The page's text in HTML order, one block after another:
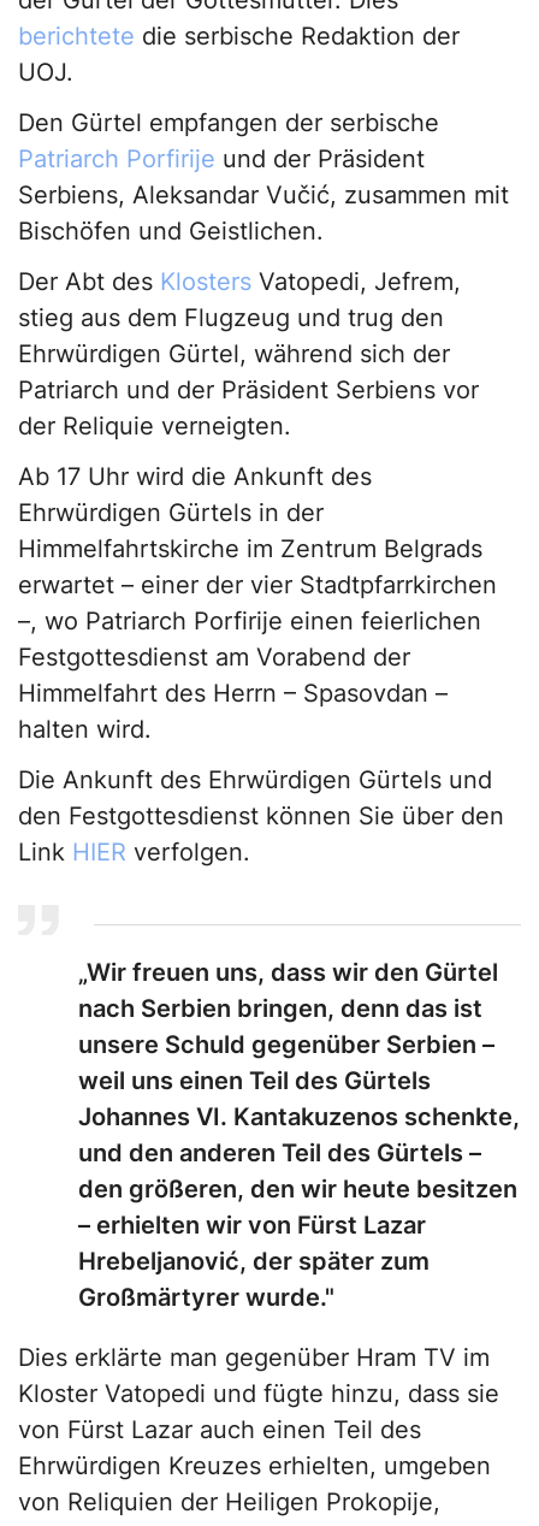
berichtete die serbische Redaktion der
UOJ.
Den Gürtel empfangen der serbische
Patriarch Porfirije und der Präsident
Serbiens, Aleksandar Vučić, zusammen mit
Bischöfen und Geistlichen.
Der Abt des Klosters Vatopedi, Jefrem,
stieg aus dem Flugzeug und trug den
Ehrwürdigen Gürtel, während sich der
Patriarch und der Präsident Serbiens vor
der Reliquie verneigten.
Ab 17 Uhr wird die Ankunft des
Ehrwürdigen Gürtels in der
Himmelfahrtskirche im Zentrum Belgrads
erwartet – einer der vier Stadtpfarrkirchen
–, wo Patriarch Porfirije einen feierlichen
Festgottesdienst am Vorabend der
Himmelfahrt des Herrn – Spasovdan –
halten wird.
Die Ankunft des Ehrwürdigen Gürtels und
den Festgottesdienst können Sie über den
Link HIER verfolgen.
„Wir freuen uns, dass wir den Gürtel
nach Serbien bringen, denn das ist
unsere Schuld gegenüber Serbien –
weil uns einen Teil des Gürtels
Johannes VI. Kantakuzenos schenkte,
und den anderen Teil des Gürtels –
den größeren, den wir heute besitzen
– erhielten wir von Fürst Lazar
Hrebeljanović, der später zum
Großmärtyrer wurde."
Dies erklärte man gegenüber Hram TV im
Kloster Vatopedi und fügte hinzu, dass sie
von Fürst Lazar auch einen Teil des
Ehrwürdigen Kreuzes erhielten, umgeben
von Reliquien der Heiligen Prokopije,